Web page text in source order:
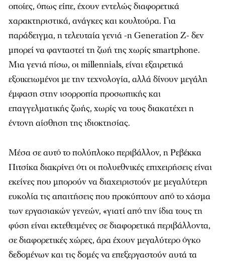
οποίες, όπως είπε, έχουν εντελώς διαφορετικά
χαρακτηριστικά, ανάγκες και κουλτούρα. Για
παράδειγμα, η τελευταία γενιά -η Generation Z- δεν
μπορεί να φανταστεί τη ζωή της χωρίς smartphone.
Μια γενιά πίσω, οι millennials, είναι εξαιρετικά
εξοικειωμένοι με την τεχνολογία, αλλά δίνουν μεγάλη
έμφαση στην ισορροπία προσωπικής και
επαγγελματικής ζωής, χωρίς να τους διακατέχει η
έντονη αίσθηση της ιδιοκτησίας.
Μέσα σε αυτό το πολύπλοκο περιβάλλον, η Ρεβέκκα
Πιτσίκα διακρίνει ότι οι πολυεθνικές επιχειρήσεις είναι
εκείνες που μπορούν να διαχειριστούν με μεγαλύτερη
ευκολία τις απαιτήσεις που προκύπτουν από το χάσμα
των εργασιακών γενεών, «γιατί από την ίδια τους τη
φύση είναι εκτεθειμένες σε διαφορετικά περιβάλλοντα,
σε διαφορετικές χώρες, άρα έχουν μεγαλύτερο όγκο
δεδομένων και τις δομές να επεξεργαστούν αυτά τα